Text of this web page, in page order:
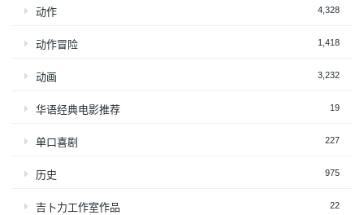
动作 4,328
动作冒险 1,418
动画 3,232
华语经典电影推荐 19
单口喜剧 227
历史 975
吉卜力工作室作品 22